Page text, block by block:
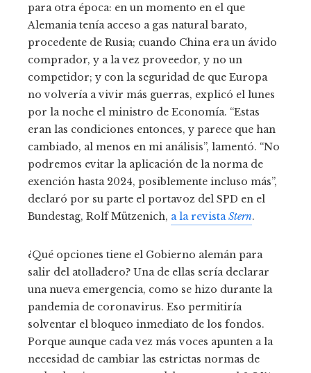
para otra época: en un momento en el que
Alemania tenía acceso a gas natural barato,
procedente de Rusia; cuando China era un ávido
comprador, y a la vez proveedor, y no un
competidor; y con la seguridad de que Europa
no volvería a vivir más guerras, explicó el lunes
por la noche el ministro de Economía. “Estas
eran las condiciones entonces, y parece que han
cambiado, al menos en mi análisis”, lamentó. “No
podremos evitar la aplicación de la norma de
exención hasta 2024, posiblemente incluso más”,
declaró por su parte el portavoz del SPD en el
Bundestag, Rolf Mützenich, a la revistaStern.
¿Qué opciones tiene el Gobierno alemán para
salir del atolladero? Una de ellas sería declarar
una nueva emergencia, como se hizo durante la
pandemia de coronavirus. Eso permitiría
solventar el bloqueo inmediato de los fondos.
Porque aunque cada vez más voces apunten a la
necesidad de cambiar las estrictas normas de